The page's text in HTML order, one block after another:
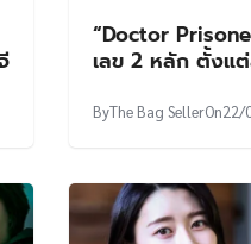
“Doctor
เลข 2 หลัก ตั้งแ
ByThe Bag SellerOn22/